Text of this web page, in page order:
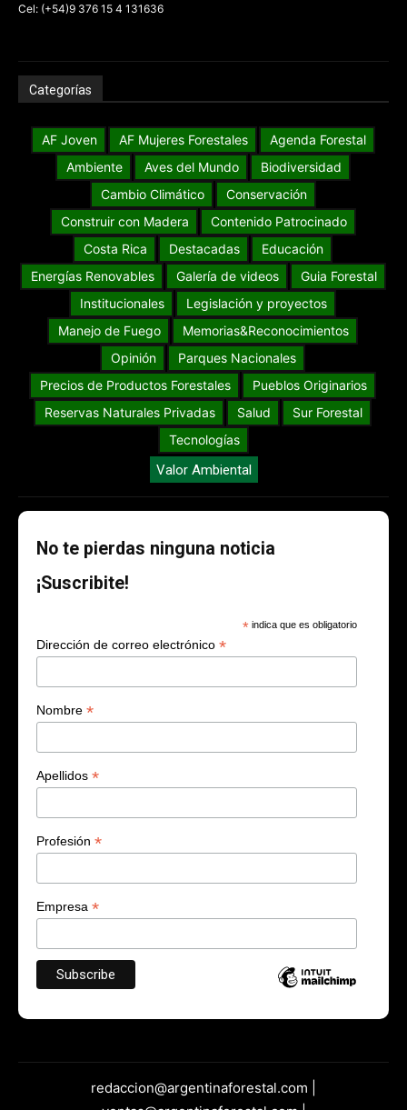
Cel: (+54)9 376 15 4 131636
Categorías
AF Joven AF Mujeres Forestales
Agenda Forestal
Ambiente
Aves del Mundo
Biodiversidad
Cambio Climático
Conservación
Construir con Madera
Contenido Patrocinado
Costa Rica
Destacadas
Educación
Energías Renovables
Galería de videos
Guia Forestal
Institucionales
Legislación y proyectos
Manejo de Fuego
Memorias&Reconocimientos
Opinión
Parques Nacionales
Precios de Productos Forestales
Pueblos Originarios
Reservas Naturales Privadas
Salud
Sur Forestal
Tecnologías
Valor Ambiental
No te pierdas ninguna noticia
¡Suscribite!
* indica que es obligatorio
Dirección de correo electrónico *
Nombre *
Apellidos *
Profesión *
Empresa *
redaccion@argentinaforestal.com |